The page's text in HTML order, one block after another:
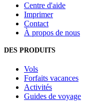
Centre d'aide
Imprimer
Contact
À propos de nous
DES PRODUITS
Vols
Forfaits vacances
Activités
Guides de voyage